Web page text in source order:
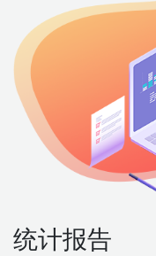
统计报告